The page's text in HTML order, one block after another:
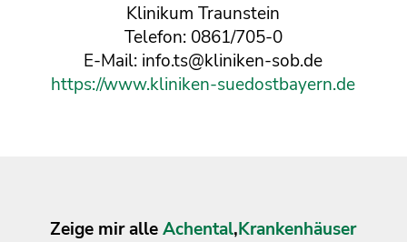
Klinikum Traunstein
Telefon: 0861/705-0
E-Mail: info.ts@kliniken-sob.de
https://www.kliniken-suedostbayern.de
Zeige mir alleAchental,Krankenhäuser